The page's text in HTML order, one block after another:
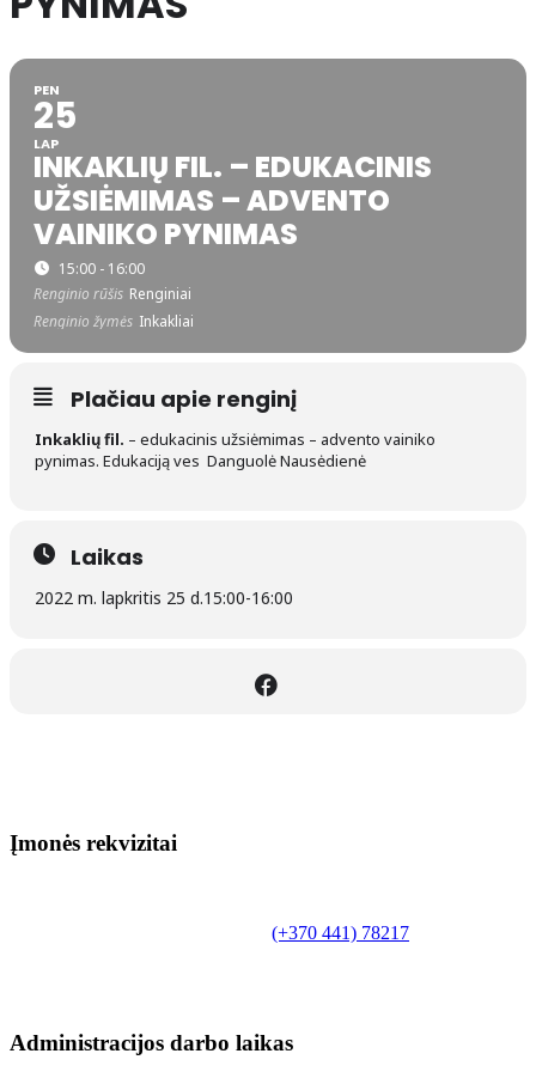
PEN
25
LAP
INKAKLIŲ FIL. – EDUKACINIS
UŽSIĖMIMAS – ADVENTO
VAINIKO PYNIMAS
15:00 - 16:00
Renginio rūšis Renginiai
Renginio žymės Inkakliai
Plačiau apie renginį
Inkaklių fil. – edukacinis užsiėmimas – advento vainiko
pynimas. Edukaciją ves Danguolė Nausėdienė
Laikas
2022 m. lapkritis 25 d.15:00-16:00
Įmonės rekvizitai
(+370 441) 78217
Administracijos darbo laikas